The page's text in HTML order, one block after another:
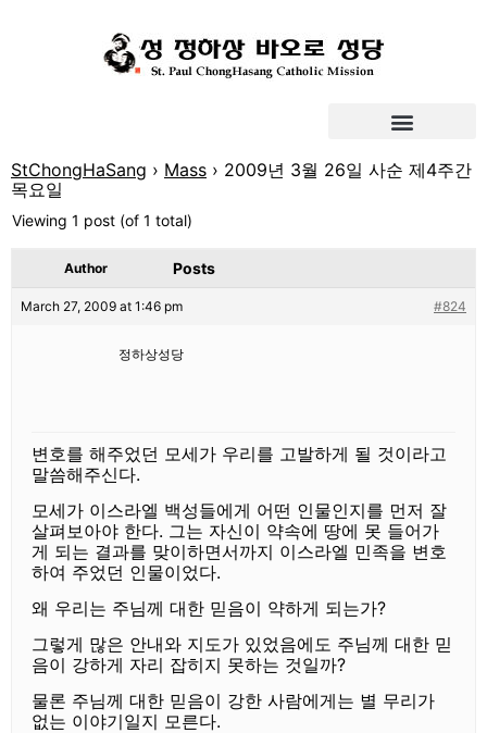
StChongHaSang › Mass › 2009년 3월 26일 사순 제4주간
목요일
Viewing 1 post (of 1 total)
Author Posts
March 27, 2009 at 1:46 pm #824
정하상성당
변호를 해주었던 모세가 우리를 고발하게 될 것이라고
말씀해주신다.
모세가 이스라엘 백성들에게 어떤 인물인지를 먼저 잘
살펴보아야 한다. 그는 자신이 약속에 땅에 못 들어가
게 되는 결과를 맞이하면서까지 이스라엘 민족을 변호
하여 주었던 인물이었다.
왜 우리는 주님께 대한 믿음이 약하게 되는가?
그렇게 많은 안내와 지도가 있었음에도 주님께 대한 믿
음이 강하게 자리 잡히지 못하는 것일까?
물론 주님께 대한 믿음이 강한 사람에게는 별 무리가
없는 이야기일지 모른다.